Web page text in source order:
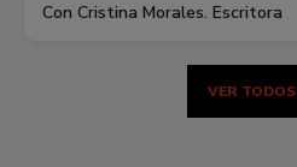
Con Cristina Morales. Escritora
VER TODOS